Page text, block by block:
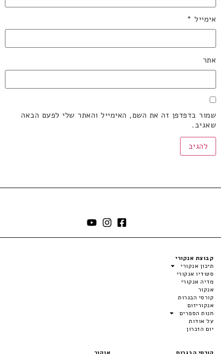
אימייל *
אתר
שמור בדפדפן זה את השם, האימייל והאתר שלי לפעם הבאה
שאגיב.
קבוצת אנקורי
תיכון אנקורי
סטודיו אנקורי
מדיה אנקורי
אנקור
קורסי הבגרות
אנקוריזום
חנות הספרים
על אודות
יום הזכרון